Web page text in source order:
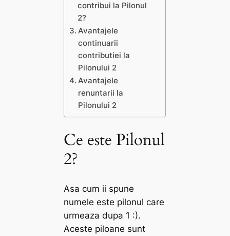
contribui la Pilonul
2?
Avantajele
continuarii
contributiei la
Pilonului 2
Avantajele
renuntarii la
Pilonului 2
Ce este Pilonul
2?
Asa cum ii spune
numele este pilonul care
urmeaza dupa 1 :).
Aceste piloane sunt